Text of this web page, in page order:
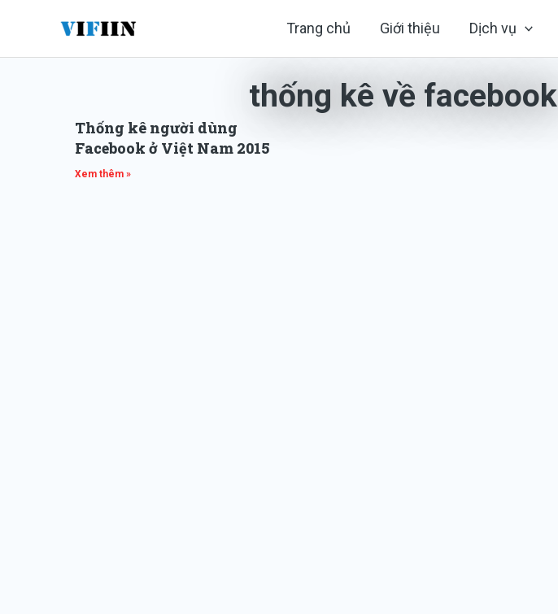
Trang chủ Giới thiệu Dịch vụ
thống kê về facebook
Thống kê người dùng
Facebook ở Việt Nam 2015
Xem thêm »